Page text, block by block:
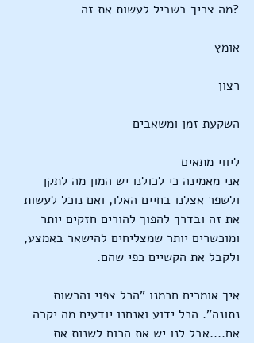
?מה צריך בשביל לעשות את זה
אומץ
רצון
השקעת זמן ומשאבים
ליווי מתאים
אני מאמינה כי לכולנו יש המון מה לתקן
ולשפר אצלנו בחיים האלו, ואם נוכל לעשות
את זה ובדרך להפוך להורים חזקים יותר
ומוכשרים יותר שמצליחים להישאר באמצע,
ולקבל את הקשיים כפי שהם.
איך אומרים חכמנו "הכל צפוי והרשות
נתונה". הכל ידוע ואנחנו יודעים מה יקרה
אם....אבל לנו יש את הכוח לשנות את